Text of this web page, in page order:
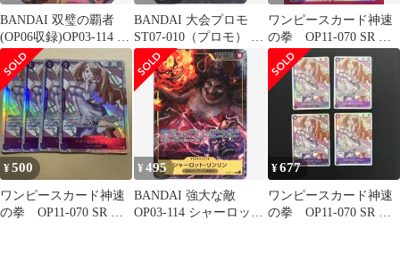
BANDAI 双璧の覇者
(OP06収録)OP03-114 シ
ャーロット・リンリン
SP
BANDAI 大会プロモ
ST07-010（プロモ） シ
ャーロット・リンリン
(フラッグシップ) SR
ワンピースカード神速
の拳 OP11-070 SR シ
ャーロット・プリン 4
枚
¥500
ワンピースカード神速
の拳 OP11-070 SR シ
¥495
BANDAI 強大な敵
OP03-114 シャーロッ
¥677
ワンピースカード神速
の拳 OP11-070 SR シ